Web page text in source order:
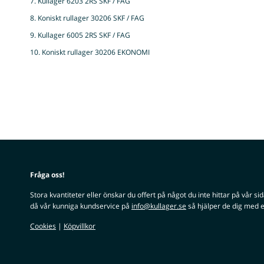
8. Koniskt rullager 30206 SKF / FAG
9. Kullager 6005 2RS SKF / FAG
10. Koniskt rullager 30206 EKONOMI
Fråga oss!
Stora kvantiteter eller önskar du offert på något du inte hittar på vår
då vår kunniga kundservice på info@kullager.seså hjälper de dig med
Cookies | Köpvillkor